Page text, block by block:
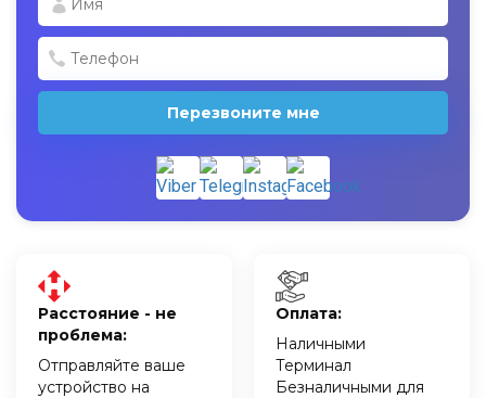
Перезвоните мне
Расстояние - не
проблема:
Отправляйте ваше
устройство на
Оплата:
Наличными
Терминал
Безналичными для